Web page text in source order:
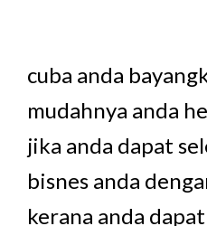
cuba anda
mudahnya anda
jika anda dapat
bisnes anda
kerana anda